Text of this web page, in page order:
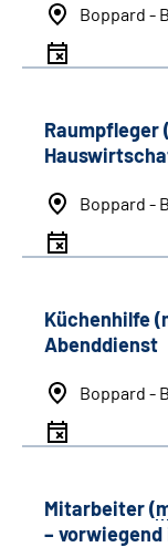
Boppard -
Raumpfleger (
Boppard -
Küchenhilfe
Abenddienst
Boppard -
Mitarbeiter (
–